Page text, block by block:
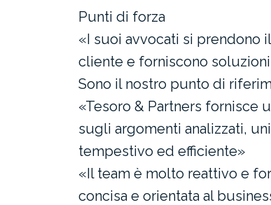
Punti di forza
«I suoi avvocati si prendono
cliente e forniscono
Sono il nostro punto di
«Tesoro & Partners fornisce
sugli argomenti analizzati,
tempestivo ed efficiente»
«Il team è molto reattivo e
concisa e orientata al